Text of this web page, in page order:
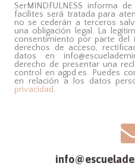
SerMINDFULNESS informa
facilites será tratada para
no se cederán a terceros
una obligación legal. La
consentimiento por parte del
derechos de acceso,
datos en
derecho de presentar una
control en agpd.es. Puedes
en relación a los datos
privacidad.